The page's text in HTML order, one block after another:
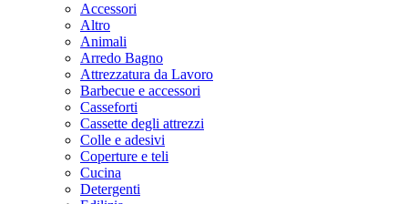
Accessori
Altro
Animali
Arredo Bagno
Attrezzatura da Lavoro
Barbecue e accessori
Casseforti
Cassette degli attrezzi
Colle e adesivi
Coperture e teli
Cucina
Detergenti